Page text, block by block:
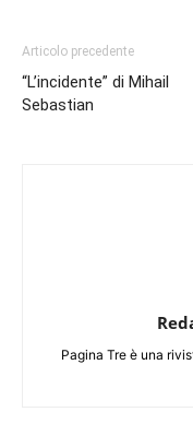
Articolo precedente
“L’incidente” di Mihail
Sebastian
Pagina Tre è una